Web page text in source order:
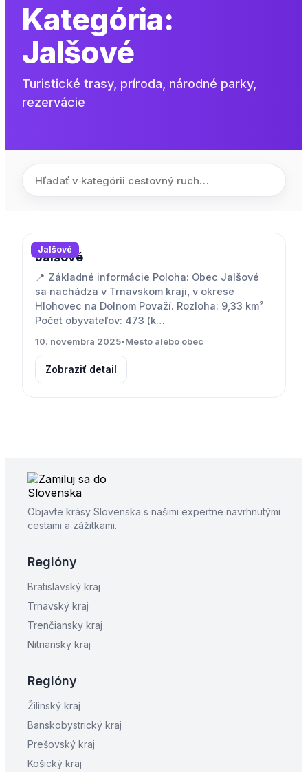
Kategória:
Jalšové
Turistické trasy, príroda, národné parky,
rezervácie
Jalšové
Jalšové
📍 Základné informácie Poloha: Obec Jalšové
sa nachádza v Trnavskom kraji, v okrese
Hlohovec na Dolnom Považí. Rozloha: 9,33 km²
Počet obyvateľov: 473 (k…
10. novembra 2025•Mesto alebo obec
Zobraziť detail
Objavte krásy Slovenska s našimi expertne navrhnutými
cestami a zážitkami.
Regióny
Bratislavský kraj
Trnavský kraj
Trenčiansky kraj
Nitriansky kraj
Regióny
Žilinský kraj
Banskobystrický kraj
Prešovský kraj
Košický kraj